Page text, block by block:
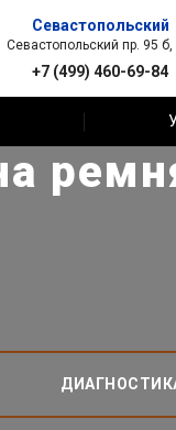
Севастопольский
Севастопольский пр. 95 б,
+7 (499) 460-69-84